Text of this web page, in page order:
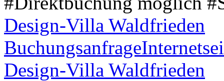
Design-Villa Waldfrieden
Buchungsanfrage
Design-Villa Waldfrieden